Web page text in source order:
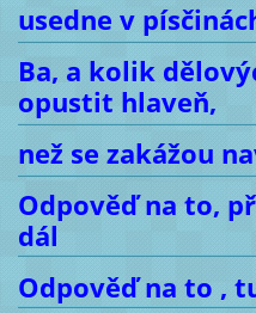
usedne v
Ba, a kolik
opustit hlaveň,
než se zakážou
Odpověď na to,
dál
Odpověď na to ,